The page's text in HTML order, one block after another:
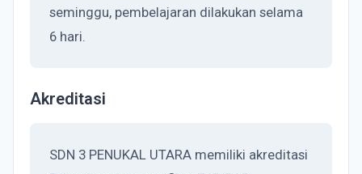
seminggu, pembelajaran dilakukan selama
6 hari.
Akreditasi
SDN 3 PENUKAL UTARA memiliki akreditasi